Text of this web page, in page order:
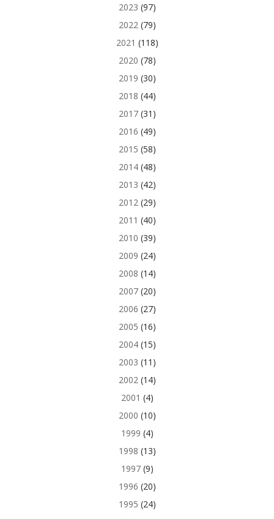
2023 (97)
2022 (79)
2021 (118)
2020 (78)
2019 (30)
2018 (44)
2017(31)
2016 (49)
2015 (58)
2014(48)
2013 (42)
2012 (29)
2011 (40)
2010 (39)
2009 (24)
2008 (14)
2007(20)
2006 (27)
2005 (16)
2004(15)
2003 (11)
2002 (14)
2001 (4)
2000 (10)
1999 (4)
1998 (13)
1997(9)
1996 (20)
1995 (24)